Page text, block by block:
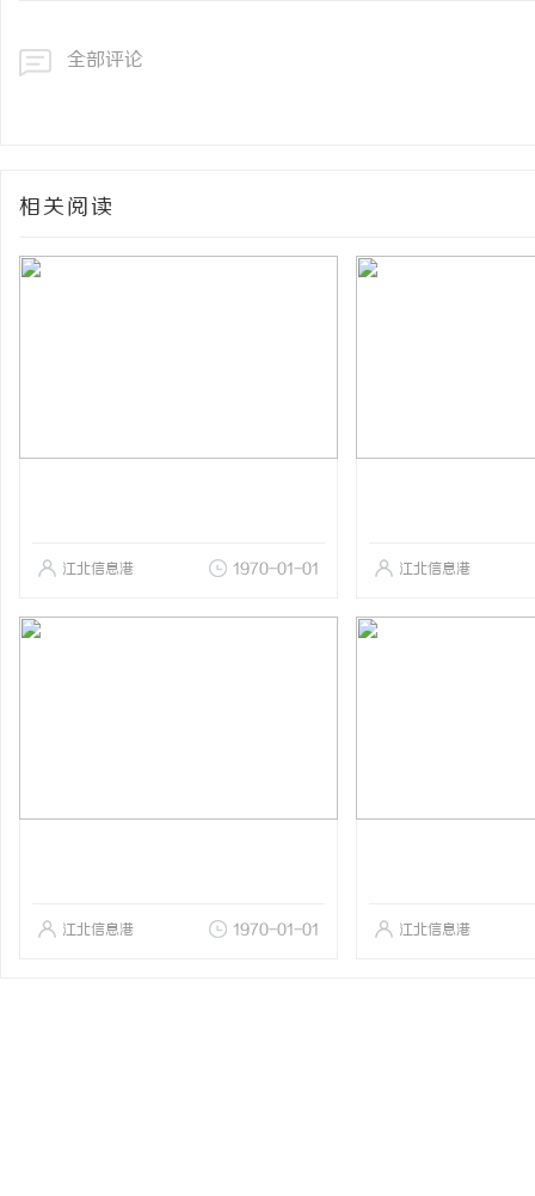
全部评论
相关阅读
江北信息港 1970-01-01 江北信息港
江北信息港 1970-01-01 江北信息港